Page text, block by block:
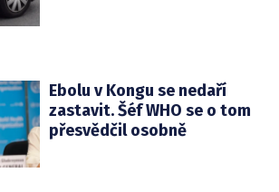
Ebolu v Kongu se nedaří
zastavit. Šéf WHO se o tom
přesvědčil osobně